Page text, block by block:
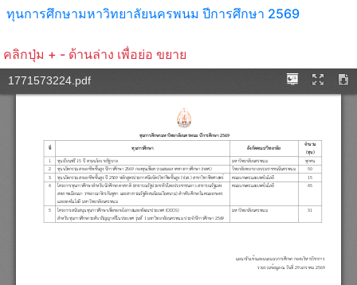
ทุนการศึกษามหาวิทยาลัยนครพนม ปีการศึกษา 2569
คลิกปุ่ม + - ด้านล่าง เพื่อย่อ ขยาย